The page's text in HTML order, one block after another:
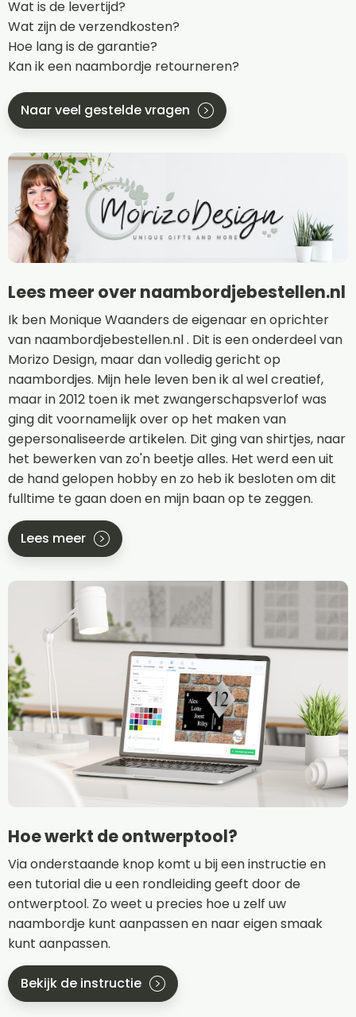
Wat is de levertijd?
Wat zijn de verzendkosten?
Hoe lang is de garantie?
Kan ik een naambordje retourneren?
Naar veel gestelde vragen
Lees meer over naambordjebestellen.nl
Ik ben Monique Waanders de eigenaar en oprichter
van naambordjebestellen.nl . Dit is een onderdeel van
Morizo Design, maar dan volledig gericht op
naambordjes. Mijn hele leven ben ik al wel creatief,
maar in 2012 toen ik met zwangerschapsverlof was
ging dit voornamelijk over op het maken van
gepersonaliseerde artikelen. Dit ging van shirtjes, naar
het bewerken van zo'n beetje alles. Het werd een uit
de hand gelopen hobby en zo heb ik besloten om dit
fulltime te gaan doen en mijn baan op te zeggen.
Lees meer
Hoe werkt de ontwerptool?
Via onderstaande knop komt u bij een instructie en
een tutorial die u een rondleiding geeft door de
ontwerptool. Zo weet u precies hoe u zelf uw
naambordje kunt aanpassen en naar eigen smaak
kunt aanpassen.
Bekijk de instructie